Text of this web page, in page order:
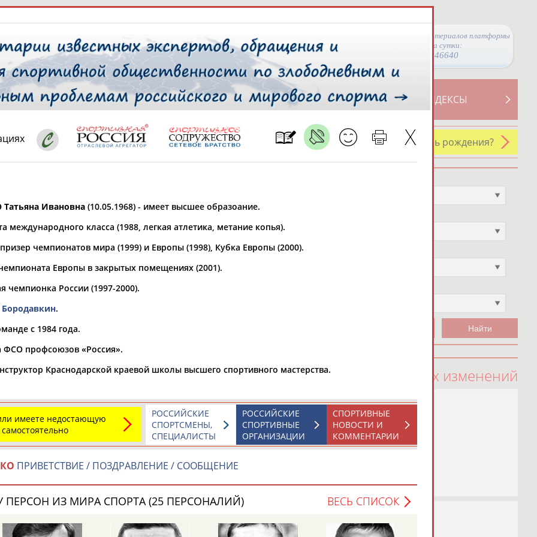
Просмотры материалов платформы
за сутки:
46640
СВОДНЫЕ ИНДЕКСЫ
ТАБЛО АКТИВНОСТИ
РЕСУРСНАЯ ПЛОЩАДКА
У кого сегодня день рождения?
* для действующих спортсменов
проживания
рождения
чч
Учёное звание
100 последних изменений
Ивановна (10.05.1968) - имеет высшее образоание.
международного класса (1988, легкая атлетика, метание копья).
чемпионатов мира (1999) и Европы (1998), Кубка Европы (2000).
Европы в закрытых помещениях (2001).
чемпионка России (1997-2000).
.
с 1984 года.
ФСО профсоюзов «Россия».
Краснодарской краевой школы высшего спортивного мастерства.
имеете недостающую
СПОРТИВНЫЕ
НОВОСТИ И
КОММЕНТАРИИ
РОССИЙСКИЕ
СПОРТИВНЫЕ
ОРГАНИЗАЦИИ
РОССИЙСКИЕ
СПОРТСМЕНЫ,
СПЕЦИАЛИСТЫ
ПРИВЕТСТВИЕ / ПОЗДРАВЛЕНИЕ / СООБЩЕНИЕ
ПЕРСОН ИЗ МИРА СПОРТА (25 ПЕРСОНАЛИЙ) ВЕСЬ СПИСОК